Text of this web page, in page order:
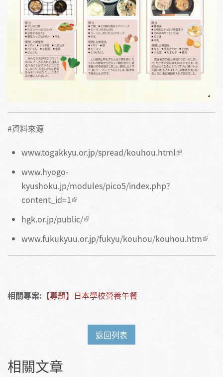
#資料來源
www.togakkyu.or.jp/spread/kouhou.html
www.hyogo-
kyushoku.jp/modules/pico5/index.php?
content_id=1
hgk.or.jp/public/
www.fukukyuu.or.jp/fukyu/kouhou/kouhou.htm
相關專案: 【專題】日本學校營養午餐
返回列表
相關文章